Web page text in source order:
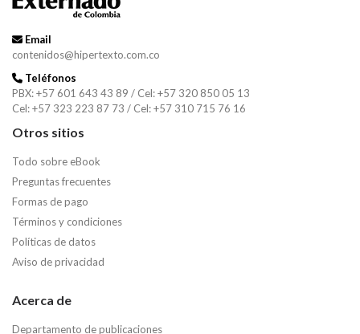
Email
contenidos@hipertexto.com.co
Teléfonos
PBX: +57 601 643 43 89 / Cel: +57 320 850 05 13
Cel: +57 323 223 87 73 / Cel: +57 310 715 76 16
Otros sitios
Todo sobre eBook
Preguntas frecuentes
Formas de pago
Términos y condiciones
Políticas de datos
Aviso de privacidad
Acerca de
Departamento de publicaciones